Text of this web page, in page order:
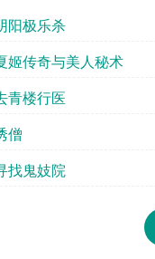
阳极乐杀
姬传奇与美人秘术
青楼行医
僧
找鬼妓院